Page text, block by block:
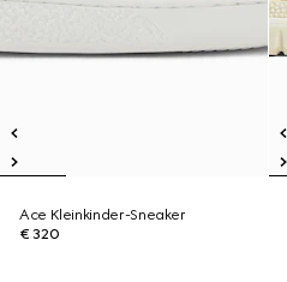
Ace Kleinkinder-Sneaker
€ 320